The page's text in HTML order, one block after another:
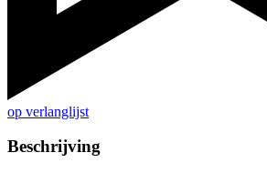
op verlanglijst
Beschrijving